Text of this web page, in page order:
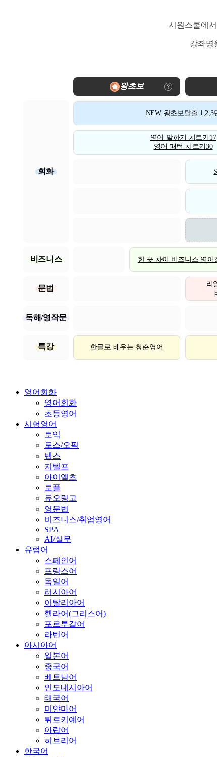
시원스쿨에
강좌명
왕초보
회화
NEW 왕초보탈출 1,2,3
영어 말하기 치트키17
영어 패턴 치트키30
비즈니스 한 끗 차이 비즈니스 영어
문법
리
독해/영작문
특강 한글로 배우는 청춘영어
영어회화
영어회화
초등영어
시험영어
토익
토스/오픽
텝스
지텔프
아이엘츠
토플
듀오링고
영문법
비즈니스/취업영어
SPA
AI/실무
유럽어
스페인어
프랑스어
독일어
러시아어
이탈리아어
헬라어(그리스어)
포르투갈어
라틴어
아시아어
일본어
중국어
베트남어
인도네시아어
태국어
미얀마어
튀르키예어
아랍어
히브리어
한국어